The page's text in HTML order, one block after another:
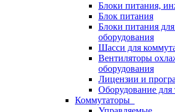
Блоки питания,
Блок питания
Блоки питания для
оборудования
Шасси для
Вентиляторы
оборудования
Лицензии и
Оборудование для
Коммутаторы